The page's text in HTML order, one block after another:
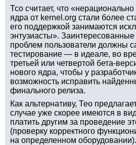
Тсо считает, что
ядра от kernel.org стали более
его поддержкой занимаются
энтузиасты».
проблем пользователи должны
тестирование — в идеале, во
третьей или четвертой бета-
нового ядра, чтобы у
возможность исправить
финального релиза.
Как альтернативу, Тео
случае уже скорее имеются в
платить другим за проведение
(проверку корректного
на определенном оборудовании).